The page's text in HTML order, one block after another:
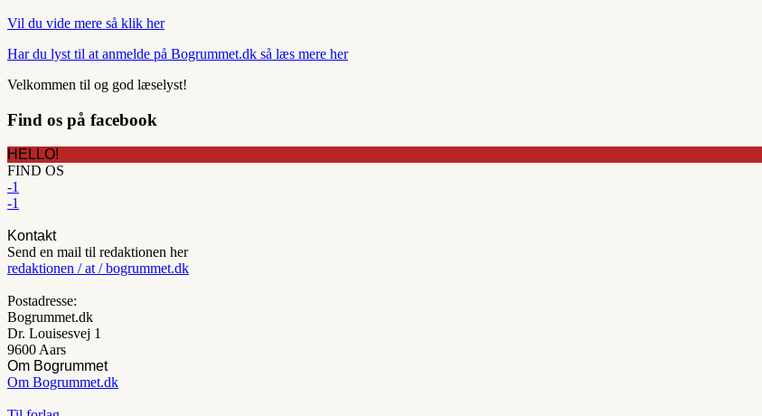
Vil du vide mere så klik her
Har du lyst til at anmelde på Bogrummet.dk så læs mere her
Velkommen til og god læselyst!
Find os på facebook
HELLO!
FIND OS
-1
-1
Kontakt
Send en mail til redaktionen her
redaktionen / at / bogrummet.dk
Postadresse:
Bogrummet.dk
Dr. Louisesvej 1
9600 Aars
Om Bogrummet
Om Bogrummet.dk